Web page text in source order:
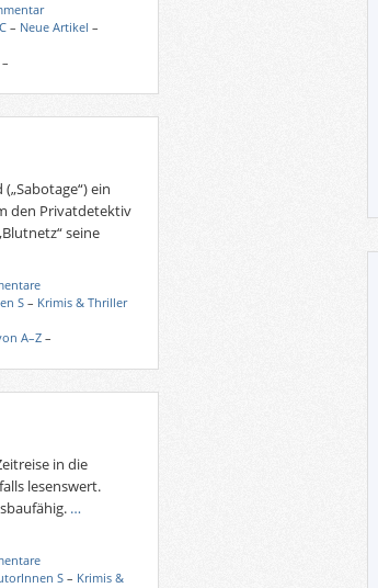
– Neue Artikel –
–
ein
den Privatdetektiv
seine
S – Krimis & Thriller
A–Z –
in die
lesenswert.
…
S – Krimis &